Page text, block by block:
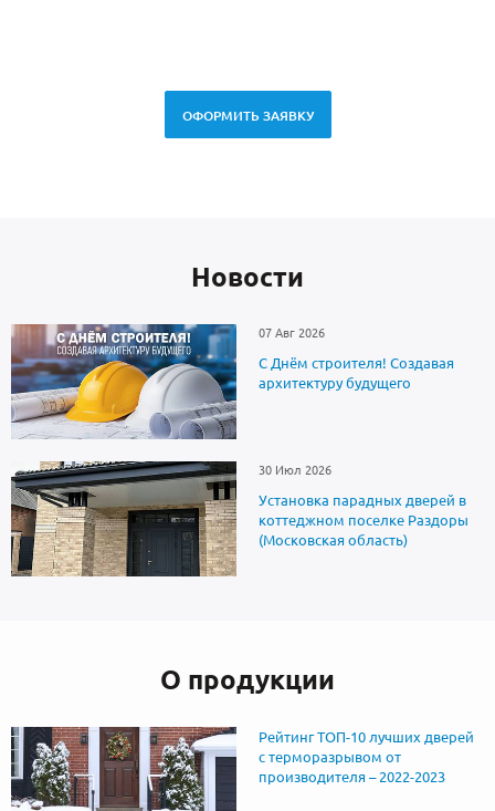
ОФОРМИТЬ ЗАЯВКУ
Новоcти
07 Авг 2026
С Днём строителя! Создавая
архитектуру будущего
30 Июл 2026
Установка парадных дверей в
коттеджном поселке Раздоры
(Московская область)
О продукции
Рейтинг ТОП-10 лучших дверей
с терморазрывом от
производителя – 2022-2023